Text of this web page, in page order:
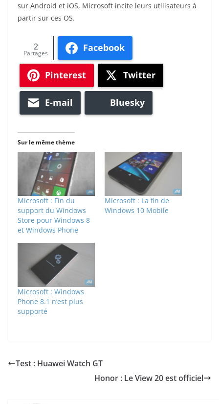
sur Android et iOS, Microsoft incite leurs utilisateurs à
partir sur ces OS.
Facebook
Pinterest Twitter
E-mail Bluesky
Partages
2
Sur le même thème
Microsoft : Fin du
support du Windows
Store pour Windows 8
et Windows Phone
Microsoft : La fin de
Windows 10 Mobile
Microsoft : Windows
Phone 8.1 n’est plus
supporté
Test : Huawei Watch GT
Honor : Le View 20 est officiel